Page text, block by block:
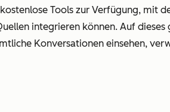
Tools zur Verfügung, mit
integrieren können. Auf
Konversationen einsehen,